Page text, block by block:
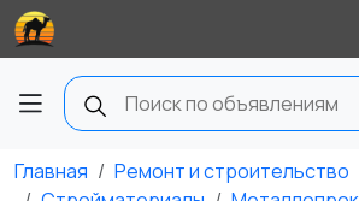
Главная
Ремонт и строительство